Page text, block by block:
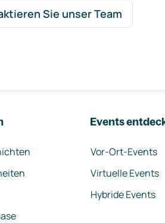
Sie unser Team
Events
Vor-Ort-Events
Virtuelle Events
Hybride Events